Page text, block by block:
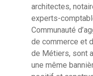
architectes,
experts-
Communauté
de commerce et
de Métiers, sont
une même